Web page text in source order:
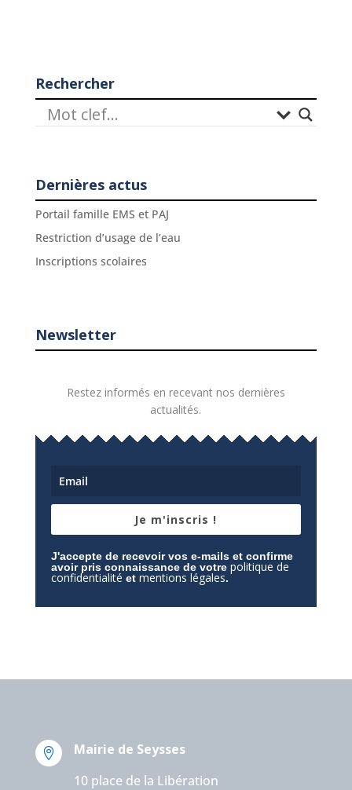
Rechercher
Dernières actus
Portail famille EMS et PAJ
Restriction d’usage de l’eau
Inscriptions scolaires
Newsletter
Restez informés en recevant nos dernières
actualités.
Je m'inscris !
J'accepte de recevoir vos e-mails et confirme
avoir pris connaissance de votre politique de
confidentialité et mentions légales.

Mairie de Seysses
10 place de la Libération